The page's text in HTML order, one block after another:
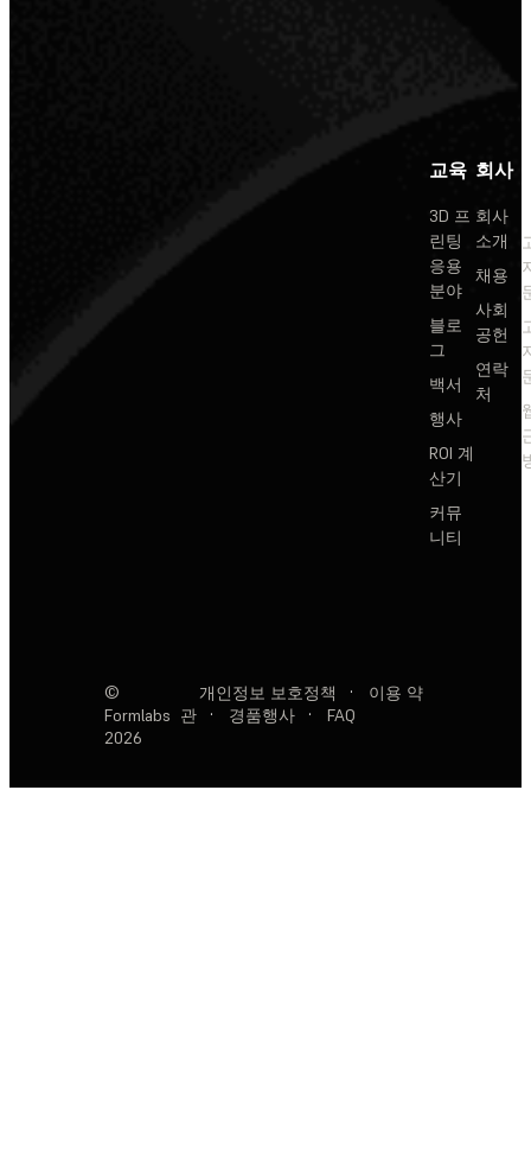
교육
3D 프
린팅
응용
분야
블로
그
백서
행사
ROI 계
산기
커뮤
니티
회사
회사
소개
채용
사회
공헌
연락
처
©
Formlabs
2026
개인정보 보호정책 ·
이용 약
관
· 경품행사 · FAQ